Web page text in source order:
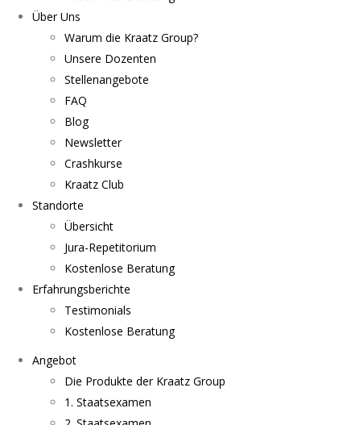
Über Uns
Warum die Kraatz Group?
Unsere Dozenten
Stellenangebote
FAQ
Blog
Newsletter
Crashkurse
Kraatz Club
Standorte
Übersicht
Jura-Repetitorium
Kostenlose Beratung
Erfahrungsberichte
Testimonials
Kostenlose Beratung
Angebot
Die Produkte der Kraatz Group
1. Staatsexamen